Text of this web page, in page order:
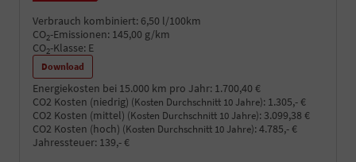
Verbrauch kombiniert: 6,50 l/100km
CO2-Emissionen: 145,00 g/km
CO2-Klasse: E
Download
Energiekosten bei 15.000 km pro Jahr: 1.700,40 €
CO2 Kosten (niedrig) (Kosten Durchschnitt 10 Jahre): 1.305,- €
CO2 Kosten (mittel) (Kosten Durchschnitt 10 Jahre): 3.099,38 €
CO2 Kosten (hoch) (Kosten Durchschnitt 10 Jahre): 4.785,- €
Jahressteuer: 139,- €